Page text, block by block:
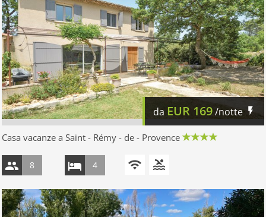
da EUR 169/notte
Casa vacanze a Saint - Rémy - de - Provence
8 4